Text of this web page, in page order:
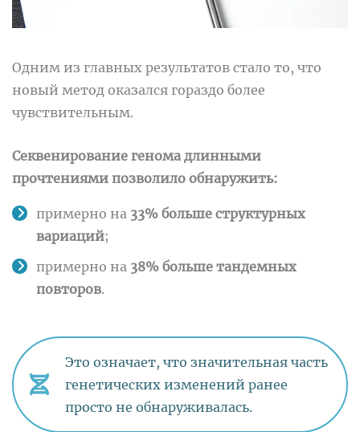
Одним из главных результатов стало то, что
новый метод оказался гораздо более
чувствительным.
Секвенирование генома длинными
прочтениями позволило обнаружить:
примерно на 33% больше структурных
вариаций;
примерно на 38% больше тандемных
повторов.
Это означает, что значительная часть
генетических изменений ранее
просто не обнаруживалась.